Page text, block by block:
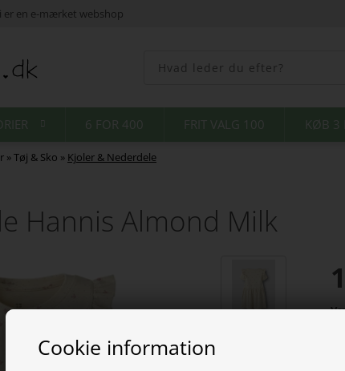
Cookie information
er en e-mærket webshop
6 FOR 400 FRIT VALG 100 KØB 3
»Tøj & Sko » Kjoler & Nederdele
Hannis Almond Milk